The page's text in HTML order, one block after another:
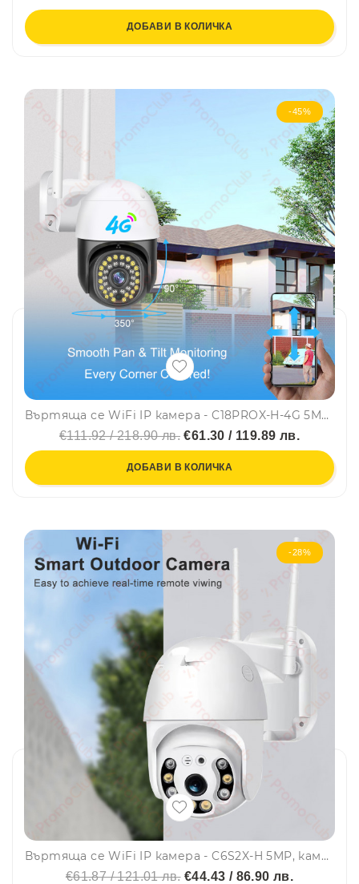
ДОБАВИ В КОЛИЧКА
-45%
Въртяща се WiFi IP камера - C18PROX-H-4G 5MP, камера за видеонаблюдение с фиксиран фокус, със слот SIM и SD карта, V380, SMARTHOME
€111.92 / 218.90 лв. €61.30 / 119.89 лв.
ДОБАВИ В КОЛИЧКА
-28%
Въртяща се WiFi IP камера - C6S2X-H 5MP, камера за видеонаблюдение с фиксиран фокус, със слот SD карта, V380, SMARTHOME
€61.87 / 121.01 лв.€44.43 / 86.90 лв.